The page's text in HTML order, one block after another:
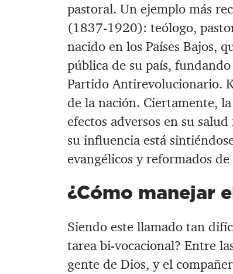
pastoral. Un ejemplo más
(1837-1920): teólogo,
nacido en los Países Bajos,
pública de su país,
Partido Antirevolucionario.
de la nación. Ciertamente,
efectos adversos en su
su influencia está
evangélicos y reformados
¿Cómo manejar
Siendo este llamado tan
tarea bi-vocacional? Entre
gente de Dios, y el